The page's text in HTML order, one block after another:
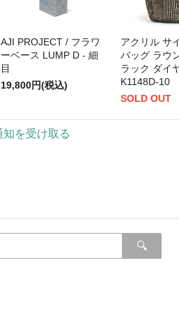
AJI PROJECT / フラワ
ーベース LUMP D - 細
目
19,800円(税込)
アクリル サ
バッグ ラウ
ラック ダイ
K1148D-10
SOLD OUT